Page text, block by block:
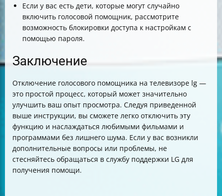
Если у вас есть дети, которые могут случайно
включить голосовой помощник, рассмотрите
возможность блокировки доступа к настройкам с
помощью пароля.
Заключение
Отключение голосового помощника на телевизоре lg —
это простой процесс, который может значительно
улучшить ваш опыт просмотра. Следуя приведенной
выше инструкции, вы сможете легко отключить эту
функцию и наслаждаться любимыми фильмами и
программами без лишнего шума. Если у вас возникли
дополнительные вопросы или проблемы, не
стесняйтесь обращаться в службу поддержки LG для
получения помощи.